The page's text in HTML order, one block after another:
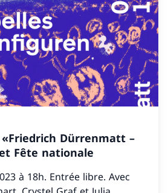
Dürrenmatt –
Fête nationale
à 18h. Entrée libre. Avec